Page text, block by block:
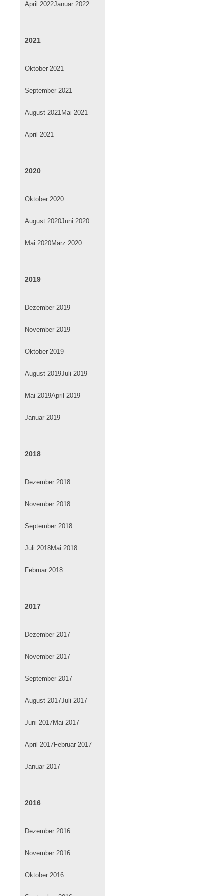
April 2022Januar 2022
2021
Oktober 2021
September 2021
August 2021Mai 2021
April 2021
2020
Oktober 2020
August 2020Juni 2020
Mai 2020März 2020
2019
Dezember 2019
November 2019
Oktober 2019
August 2019Juli 2019
Mai 2019April 2019
Januar 2019
2018
Dezember 2018
November 2018
September 2018
Juli 2018Mai 2018
Februar 2018
2017
Dezember 2017
November 2017
September 2017
August 2017Juli 2017
Juni 2017Mai 2017
April 2017Februar 2017
Januar 2017
2016
Dezember 2016
November 2016
Oktober 2016